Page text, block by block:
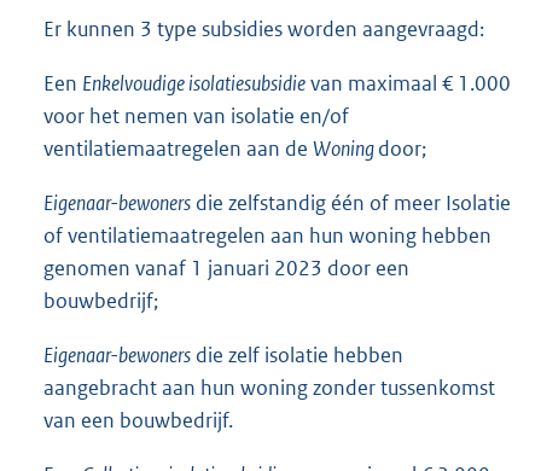
Er kunnen 3 type subsidies worden aangevraagd:
Een Enkelvoudige isolatiesubsidievan maximaal € 1.000
voor het nemen van isolatie en/of
ventilatiemaatregelen aan de Woningdoor;
Eigenaar-bewoners die zelfstandig één of meer Isolatie
of ventilatiemaatregelen aan hun woning hebben
genomen vanaf 1 januari 2023 door een
bouwbedrijf;
Eigenaar-bewoners die zelf isolatie hebben
aangebracht aan hun woning zonder tussenkomst
van een bouwbedrijf.